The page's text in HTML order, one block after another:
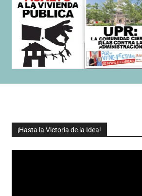
¡Hasta la Victoria de la Idea!